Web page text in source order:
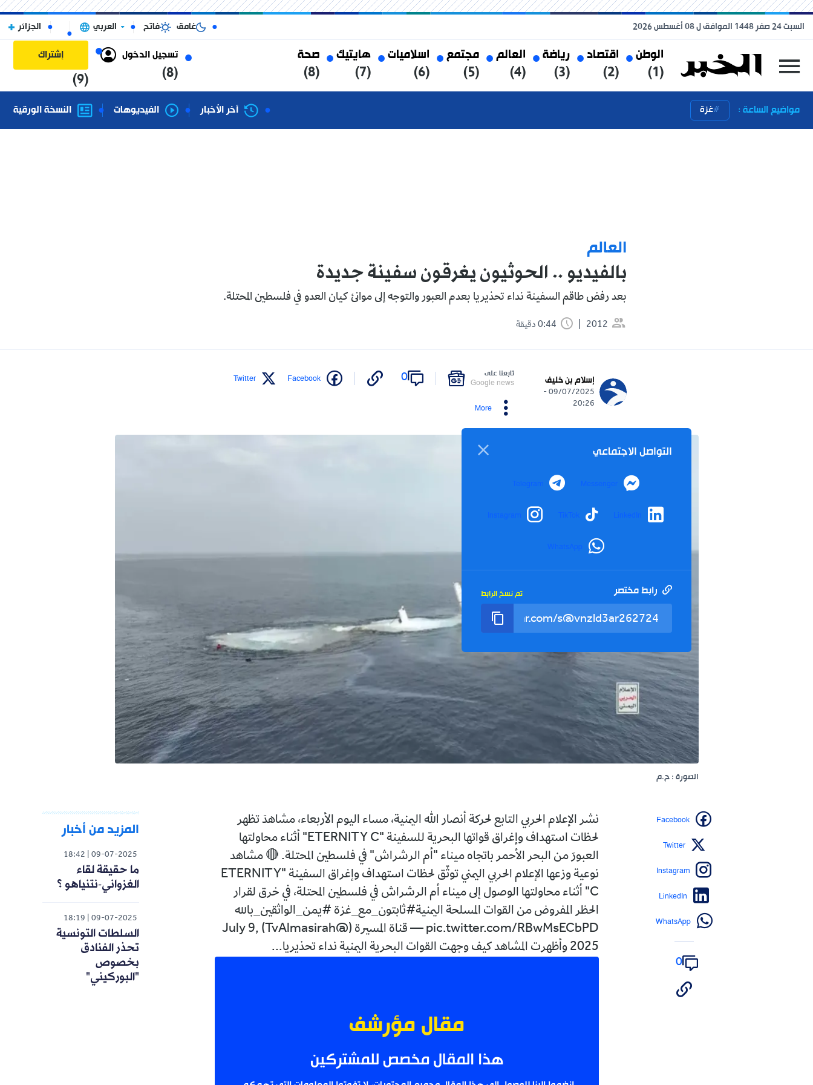
الوطن
(1)
اقتصاد
(2)
رياضة
(3)
العالم
(4)
مجتمع
(5)
اسلاميات
(6)
هايتيك
(7)
صحة
(8)
تسجيل الدخول
(8)
إشتراك
(9)
السبت 24 صفر 1448 الموافق ل 08 أغسطس 2026 غامق فاتح العربي الجزائر
مواضيع الساعة : غزة آخر الأخبار الفيديوهات النسخة الورقية
العالم
بالفيديو .. الحوثيون يغرقون سفينة جديدة
بعد رفض طاقم السفينة نداء تحذيريا بعدم العبور والتوجه إلى موانئ كيان العدو في فلسطين المحتلة.
2012
إسلام بن خليف
09/07/2025 -
20:26
تابعنا على
Google news
0
Facebook
Twitter
More
التواصل الاجتماعي
Messenger
Telegram
LinkedIn
TikTok
Instagram
WhatsApp
رابط مختصر تم نسخ الرابط
الصورة : ح.م
نشر الإعلام الحربي التابع لحركة أنصار الله اليمنية، مساء اليوم الأربعاء، مشاهدَ تظهر
لحظات استهداف وإغراق قواتها البحرية للسفينة "ETERNITY C" أثناء محاولتها
العبورَ من البحر الأحمر باتجاه ميناء "أم الرشراش" في فلسطين المحتلة. 🔴 مشاهد
نوعية وزعها الإعلام الحربي اليمني توثّق لحظات استهداف وإغراق السفينة "ETERNITY
C" أثناء محاولتها الوصول إلى ميناء أم الرشراش في فلسطين المحتلة، في خرق لقرار
الحظر المفروض من القوات المسلحة اليمنية#ثابتون_مع_غزة #يمن_الواثقين_بالله
pic.twitter.com/RBwMsECbPD — قناة المسيرة (@TvAlmasirah) July 9,
2025 وأظهرت المشاهد كيف وجهت القوات البحرية اليمنية نداء تحذيريا...
مقال مؤرشف
هذا المقال مخصص للمشتركين
Facebook
Twitter
Instagram
LinkedIn
WhatsApp
0
المزيد من أخبار
09-07-2025
18:42
ما حقيقة لقاء
الغزواني-نتنياهو ؟
09-07-2025
18:19
السلطات التونسية
تحذر الفنادق
بخصوص
"البوركيني"